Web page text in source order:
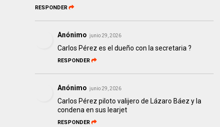
RESPONDER
Anónimo junio 29, 2026
Carlos Pérez es el dueño con la secretaria ?
RESPONDER
Anónimo junio 29, 2026
Carlos Pérez piloto valijero de Lázaro Báez y la
condena en sus learjet
RESPONDER